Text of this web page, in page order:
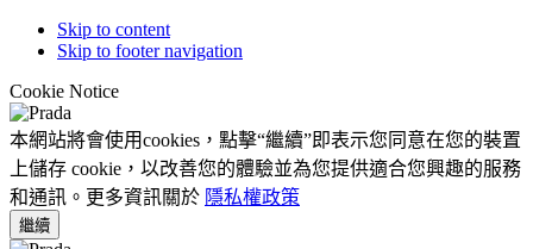
Skip to content
Skip to footer navigation
Cookie Notice
本網站將會使用cookies，點擊“繼續”即表示您同意在您的裝置
上儲存 cookie，以改善您的體驗並為您提供適合您興趣的服務
和通訊。更多資訊關於 隱私權政策
繼續